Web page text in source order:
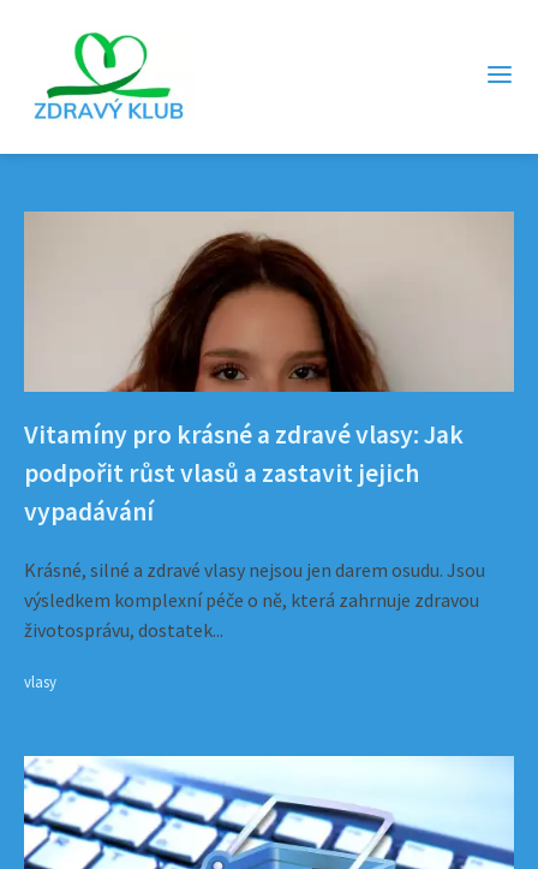
Vitamíny pro krásné a zdravé vlasy: Jak
podpořit růst vlasů a zastavit jejich
vypadávání
Krásné, silné a zdravé vlasy nejsou jen darem osudu. Jsou
výsledkem komplexní péče o ně, která zahrnuje zdravou
životosprávu, dostatek...
vlasy